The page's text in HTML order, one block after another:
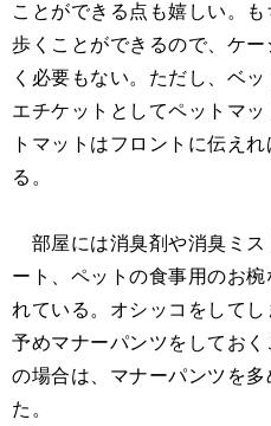
ことができる点も嬉しい。
歩くことができるので、ケ
く必要もない。ただし、ベッ
エチケットとしてペットマ
トマットはフロントに伝え
る。
部屋には消臭剤や消臭ミ
ート、ペットの食事用のお
れている。オシッコをしてし
予めマナーパンツをしてお
の場合は、マナーパンツを
た。